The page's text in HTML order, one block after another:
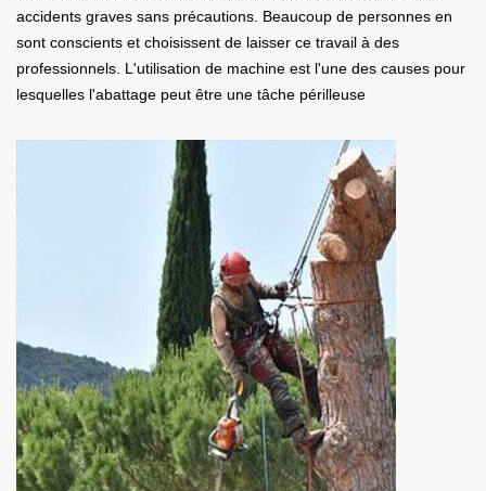
accidents graves sans précautions. Beaucoup de personnes en
sont conscients et choisissent de laisser ce travail à des
professionnels. L'utilisation de machine est l'une des causes pour
lesquelles l'abattage peut être une tâche périlleuse